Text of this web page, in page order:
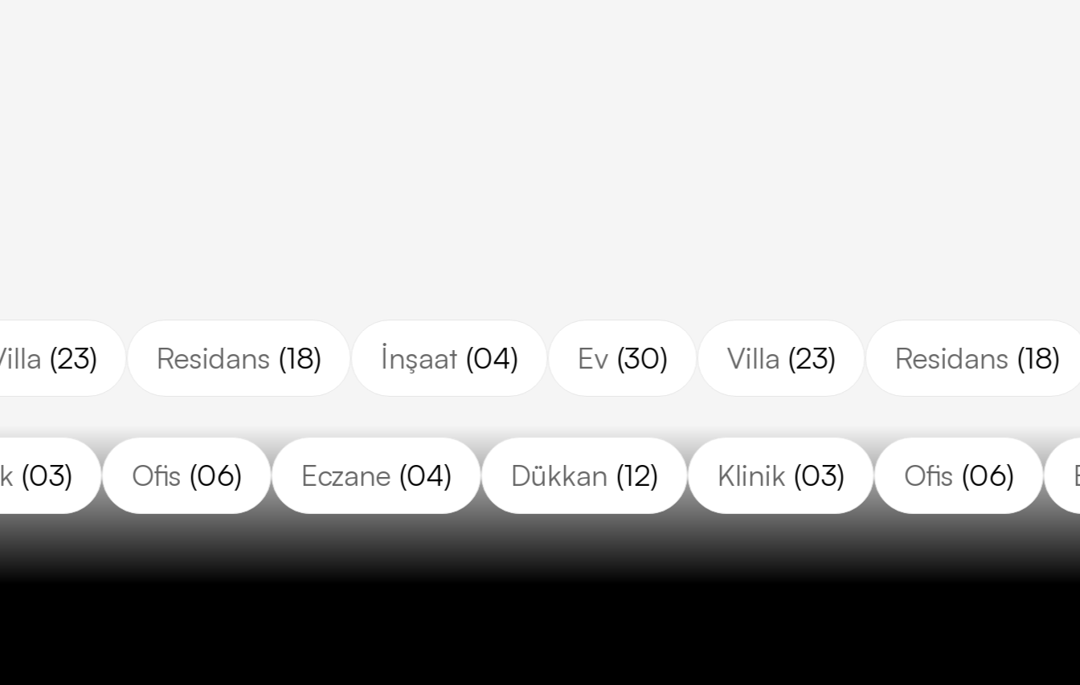
Villa(23) Residans(18) İnşaat(04) Ev(30) Villa(23) Residans(18)
(03) Ofis(06) Eczane(04) Dükkan(12) Klinik(03) Ofis(06)